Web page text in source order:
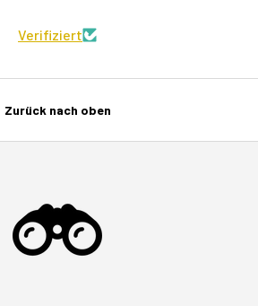
Verifiziert
Zurück nach oben